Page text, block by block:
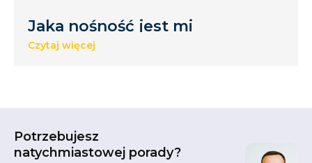
Jaka nośność jest mi
potrzebna?
się od podłoża. W takim przypadku ciężar spoczywa na 3
kołach.
Czytaj więcej
Potrzebujesz
natychmiastowej porady?